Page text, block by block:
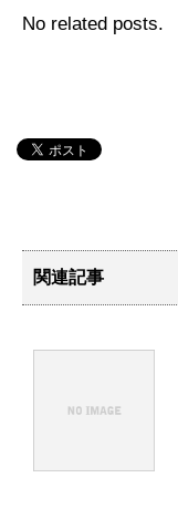
No related posts.
関連記事